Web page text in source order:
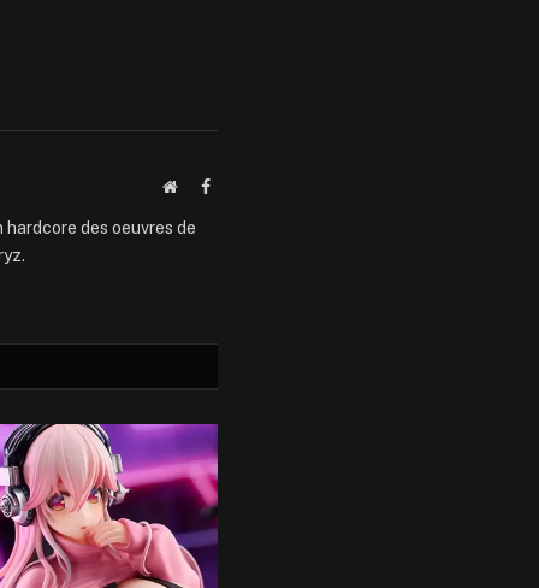
WebsiteFacebook
des oeuvres de